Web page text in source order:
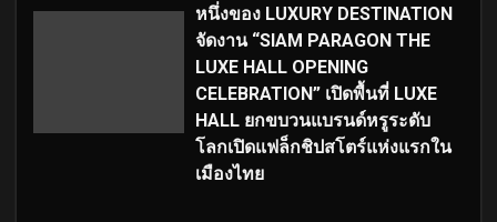
หนึ่งของ LUXURY DESTINATION
จัดงาน “SIAM PARAGON THE
LUXE HALL OPENING
CELEBRATION” เปิดพื้นที่ LUXE
HALL ยกขบวนแบรนด์หรูระดับ
โลกเปิดแฟล็กชิปสโตร์แห่งแรกใน
เมืองไทย